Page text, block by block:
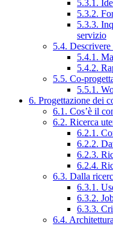
5.3.1.
5.3.2.
5.3.3.
servizio
5.4.
5.4.1.
5.4.2.
5.5. Co-
5.5.1.
6. Progettazione dei
6.1. Cos’è il
6.2. Ricerca
6.2.1.
6.2.2.
6.2.3.
6.2.4.
6.3. Dalla
6.3.1.
6.3.2.
6.3.3.
6.4.